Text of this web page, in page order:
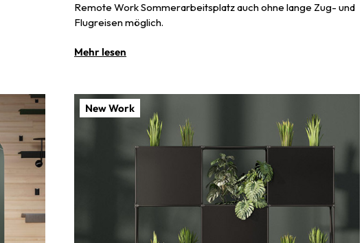
Remote Work Sommerarbeitsplatz auch ohne lange Zug- und
Flugreisen möglich.
Mehr lesen
New Work